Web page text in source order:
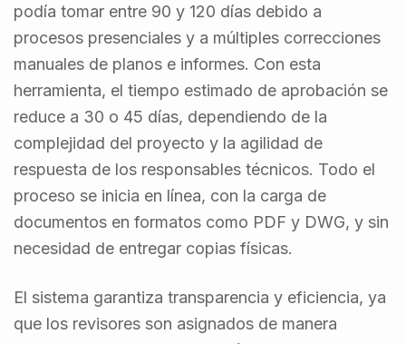
podía tomar entre 90 y 120 días debido a
procesos presenciales y a múltiples correcciones
manuales de planos e informes. Con esta
herramienta, el tiempo estimado de aprobación se
reduce a 30 o 45 días, dependiendo de la
complejidad del proyecto y la agilidad de
respuesta de los responsables técnicos. Todo el
proceso se inicia en línea, con la carga de
documentos en formatos como PDF y DWG, y sin
necesidad de entregar copias físicas.
El sistema garantiza transparencia y eficiencia, ya
que los revisores son asignados de manera